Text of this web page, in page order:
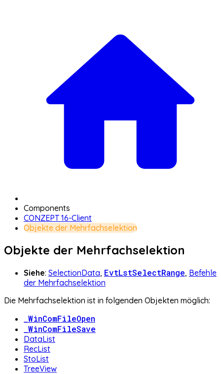
Components
CONZEPT 16-Client
Objekte der Mehrfachselektion
Objekte der Mehrfachselektion
Siehe: SelectionData, EvtLstSelectRange, Befehle
der Mehrfachselektion
Die Mehrfachselektion ist in folgenden Objekten möglich:
_WinComFileOpen
_WinComFileSave
DataList
RecList
StoList
TreeView